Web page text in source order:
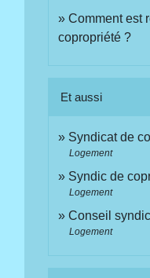
Comment est
copropriété ?
Et aussi
Syndicat de
Logement
Syndic de
Logement
Conseil
Logement